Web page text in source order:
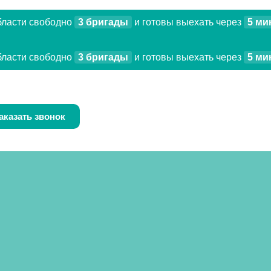
свободно 3 бригады и готовы выехать через 5
свободно 3 бригады и готовы выехать через 5
звонок